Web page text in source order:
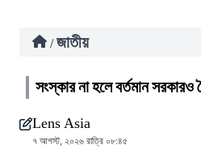
/ জাতীয়
সংস্কার না হলে বর্তমান সরকারও
Lens Asia
৭ আগস্ট, ২০২৬ রাত্রি ০৮:৪৫